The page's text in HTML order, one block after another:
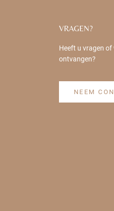
VRAGEN?
Heeft u vragen
ontvangen?
NEEM